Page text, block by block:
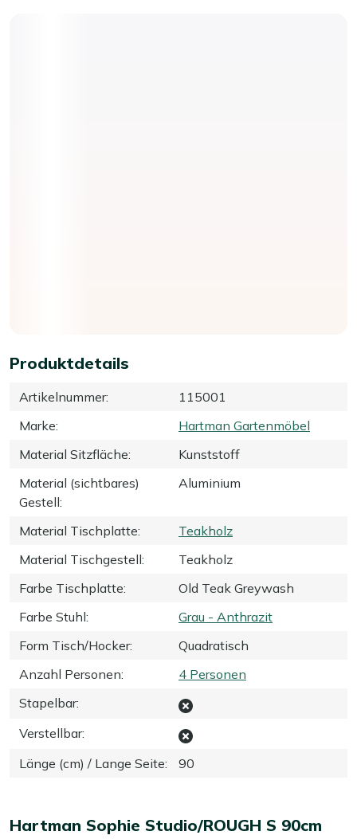
Produktdetails
Artikelnummer:
115001
Marke:
Hartman Gartenmöbel
Material Sitzfläche:
Kunststoff
Material (sichtbares)
Gestell:
Aluminium
Material Tischplatte:
Teakholz
Material Tischgestell:
Teakholz
Farbe Tischplatte:
Old Teak Greywash
Farbe Stuhl:
Grau - Anthrazit
Form Tisch/Hocker:
Quadratisch
Anzahl Personen:
4 Personen
Stapelbar:
Verstellbar:
Länge (cm) / Lange Seite: 90
Hartman Sophie Studio/ROUGH S 90cm